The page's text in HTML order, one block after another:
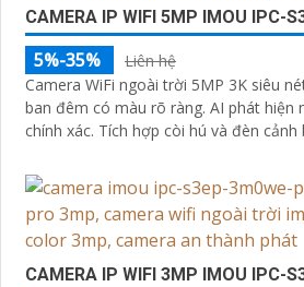
CAMERA IP WIFI 5MP IMOU IPC-
5%-35%
Liên hệ
Camera WiFi ngoài trời 5MP 3K siêu
ban đêm có màu rõ ràng. AI phát hiện
chính xác. Tích hợp còi hú và đèn
CAMERA IP WIFI 3MP IMOU IPC-